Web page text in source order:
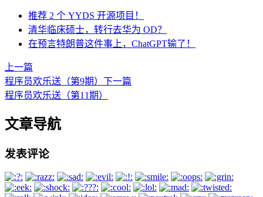
推荐 2 个 YYDS 开源项目！
清华临床硕士，转行去华为 OD？
在预言特朗普这件事上，ChatGPT输了！
上一篇
程序员欢乐送（第9期） 下一篇
程序员欢乐送（第11期）
文章导航
发表评论